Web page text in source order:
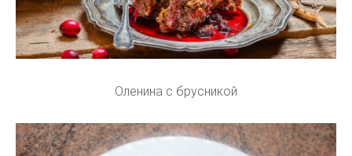
Оленина с брусникой